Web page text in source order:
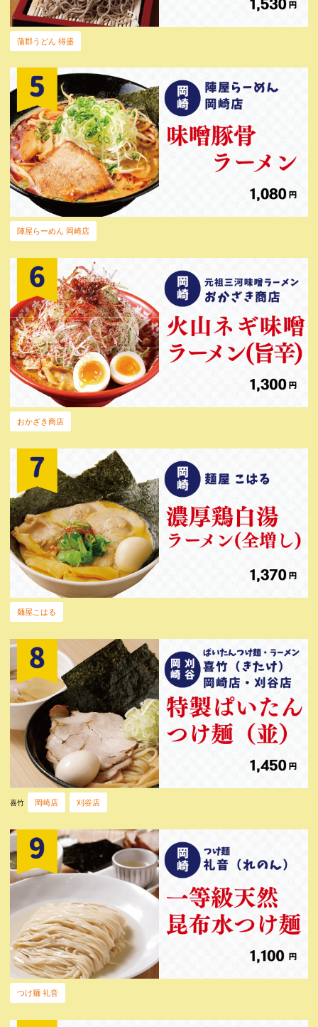
蒲郡うどん 得盛
陣屋らーめん 岡崎店
おかざき商店
麺屋こはる
喜竹 岡崎店 刈谷店
つけ麺 礼音